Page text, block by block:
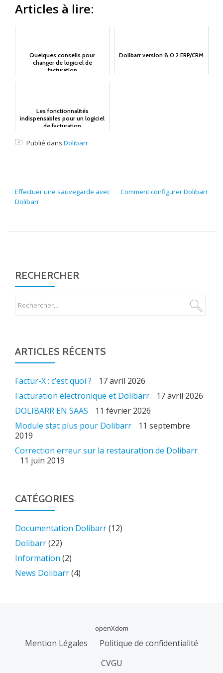
Articles à lire:
Quelques conseils pour
changer de logiciel de
facturation
Dolibarr version 8.0.2 ERP/CRM
Les fonctionnalités
indispensables pour un logiciel
de facturation
Publié dans Dolibarr
Effectuer une sauvegarde avec
Dolibarr
Comment configurer Dolibarr
RECHERCHER
ARTICLES RÉCENTS
Factur-X : c’est quoi ?
17 avril 2026
Facturation électronique et Dolibarr
17 avril 2026
DOLIBARR EN SAAS
11 février 2026
Module stat plus pour Dolibarr
11 septembre
2019
Correction erreur sur la restauration de Dolibarr
11 juin 2019
CATÉGORIES
Documentation Dolibarr(12)
Dolibarr(22)
Information (2)
News Dolibarr(4)
openXdom
MENUMention Légales
Politique de confidentialité
CVGU